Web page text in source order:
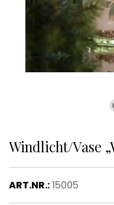
Windlicht/Vase
ART.NR.:15005